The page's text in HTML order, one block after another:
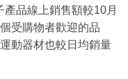
產品線上銷售額較10月
受購物者歡迎的品
動器材也較日均銷量